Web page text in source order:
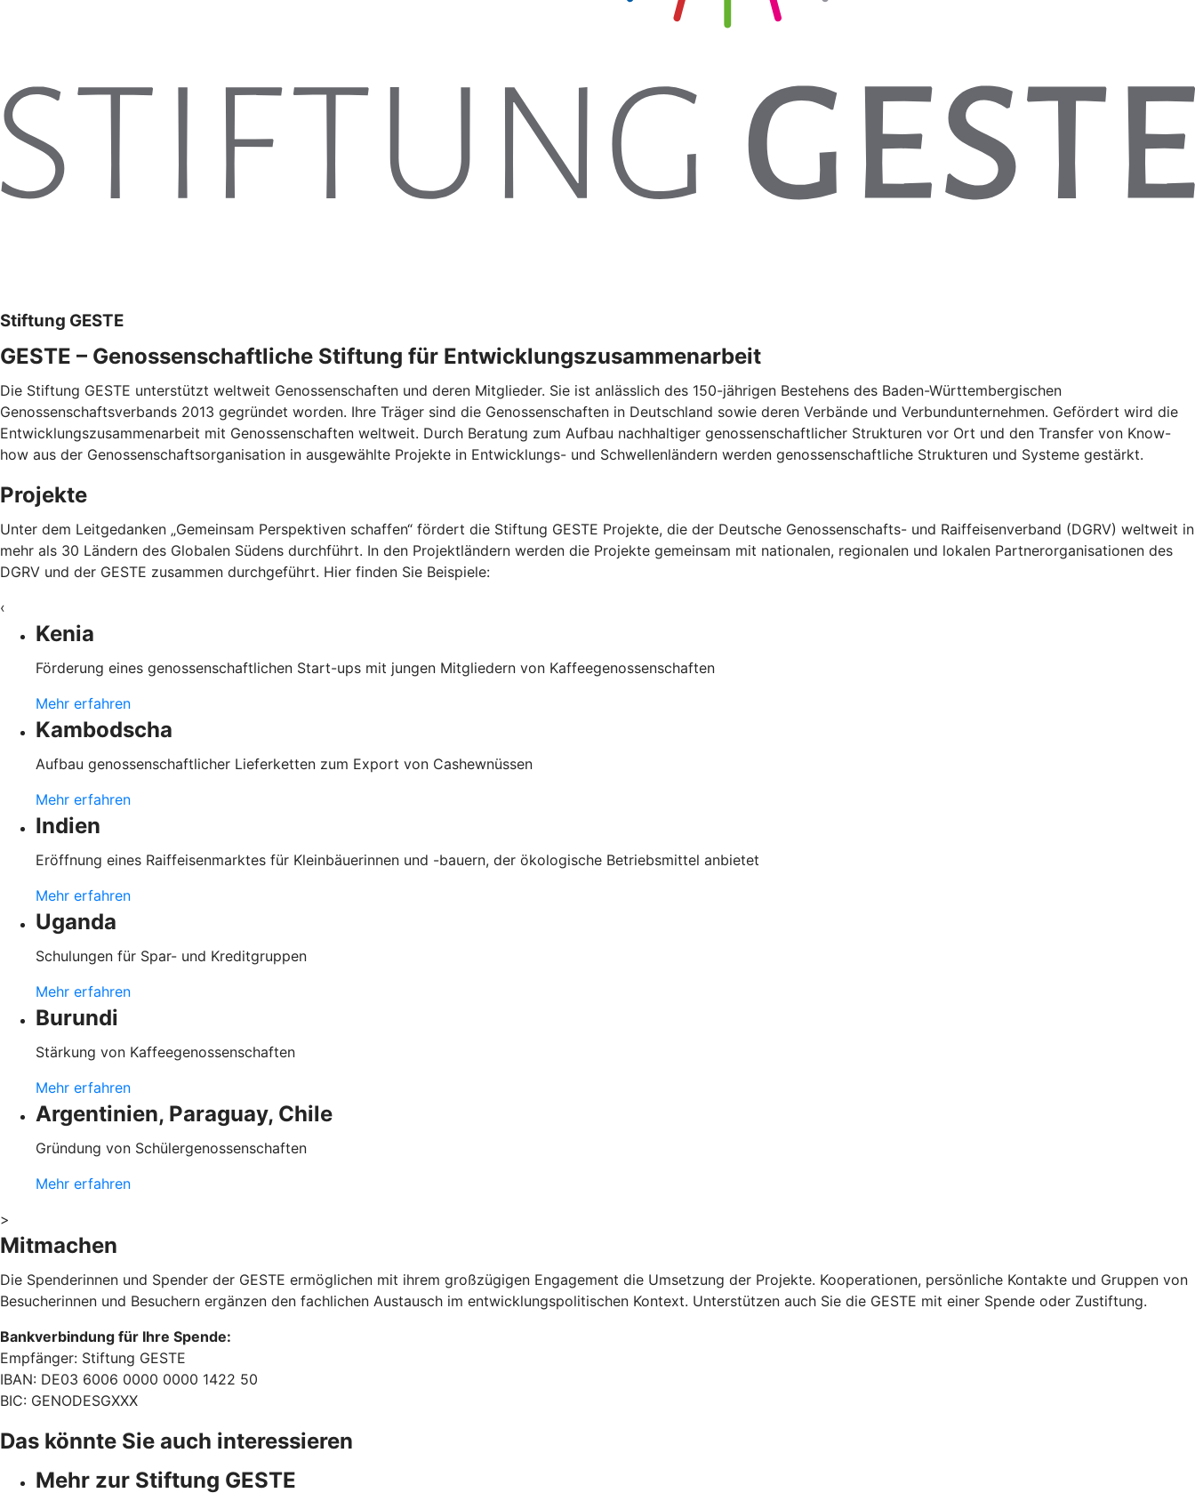
Stiftung GESTE
GESTE – Genossenschaftliche Stiftung für Entwicklungszusammenarbeit
Die Stiftung GESTE unterstützt weltweit Genossenschaften und deren Mitglieder. Sie ist anlässlich des 150-jährigen Bestehens des Baden-Württembergischen
Genossenschaftsverbands 2013 gegründet worden. Ihre Träger sind die Genossenschaften in Deutschland sowie deren Verbände und Verbundunternehmen. Gefördert wird die
Entwicklungszusammenarbeit mit Genossenschaften weltweit. Durch Beratung zum Aufbau nachhaltiger genossenschaftlicher Strukturen vor Ort und den Transfer von Know-
how aus der Genossenschaftsorganisation in ausgewählte Projekte in Entwicklungs- und Schwellenländern werden genossenschaftliche Strukturen und Systeme gestärkt.
Projekte
Unter dem Leitgedanken „Gemeinsam Perspektiven schaffen“ fördert die Stiftung GESTE Projekte, die der Deutsche Genossenschafts- und Raiffeisenverband (DGRV) weltweit in
mehr als 30 Ländern des Globalen Südens durchführt. In den Projektländern werden die Projekte gemeinsam mit nationalen, regionalen und lokalen Partnerorganisationen des
DGRV und der GESTE zusammen durchgeführt. Hier finden Sie Beispiele:
‹
Kenia
Förderung eines genossenschaftlichen Start-ups mit jungen Mitgliedern von Kaffeegenossenschaften
Mehr erfahren
Kambodscha
Aufbau genossenschaftlicher Lieferketten zum Export von Cashewnüssen
Mehr erfahren
Indien
Eröffnung eines Raiffeisenmarktes für Kleinbäuerinnen und -bauern, der ökologische Betriebsmittel anbietet
Mehr erfahren
Uganda
Schulungen für Spar- und Kreditgruppen
Mehr erfahren
Burundi
Stärkung von Kaffeegenossenschaften
Mehr erfahren
Argentinien, Paraguay, Chile
Gründung von Schülergenossenschaften
Mehr erfahren
>
Mitmachen
Die Spenderinnen und Spender der GESTE ermöglichen mit ihrem großzügigen Engagement die Umsetzung der Projekte. Kooperationen, persönliche Kontakte und Gruppen von
Besucherinnen und Besuchern ergänzen den fachlichen Austausch im entwicklungspolitischen Kontext. Unterstützen auch Sie die GESTE mit einer Spende oder Zustiftung.
Bankverbindung für Ihre Spende:
Empfänger: Stiftung GESTE
IBAN: DE03 6006 0000 0000 1422 50
BIC: GENODESGXXX
Das könnte Sie auch interessieren
Mehr zur Stiftung GESTE